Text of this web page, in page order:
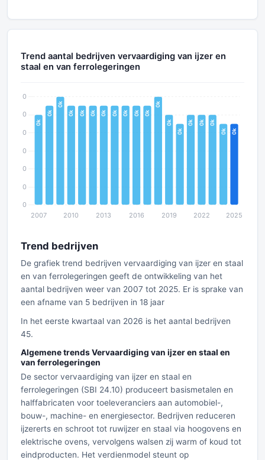
Trend aantal bedrijven vervaardiging van ijzer en
staal en van ferrolegeringen
Trend bedrijven
De grafiek trend bedrijven vervaardiging van ijzer en staal
en van ferrolegeringen geeft de ontwikkeling van het
aantal bedrijven weer van 2007 tot 2025. Er is sprake van
een afname van 5 bedrijven in 18 jaar
In het eerste kwartaal van 2026 is het aantal bedrijven
45.
Algemene trends Vervaardiging van ijzer en staal en
van ferrolegeringen
De sector vervaardiging van ijzer en staal en
ferrolegeringen (SBI 24.10) produceert basismetalen en
halffabricaten voor toeleveranciers aan automobiel-,
bouw-, machine- en energiesector. Bedrijven reduceren
ijzererts en schroot tot ruwijzer en staal via hoogovens en
elektrische ovens, vervolgens walsen zij warm of koud tot
eindproducten. Het verdienmodel steunt op